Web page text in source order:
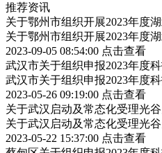
推荐资讯
关于鄂州市组织开展2023年度
关于鄂州市组织开展2023年度
2023-09-05 08:54:00 点击查看
武汉市关于组织申报2023年度
武汉市关于组织申报2023年度
2023-05-26 09:19:00 点击查看
关于武汉启动及常态化受理光
关于武汉启动及常态化受理光
2023-05-22 15:37:00 点击查看